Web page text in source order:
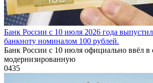
Банк России с 10 июля 2026 года
банкноту номиналом 100 рублей.
Банк России с 10 июля официально ввёл в
модернизированную
0435